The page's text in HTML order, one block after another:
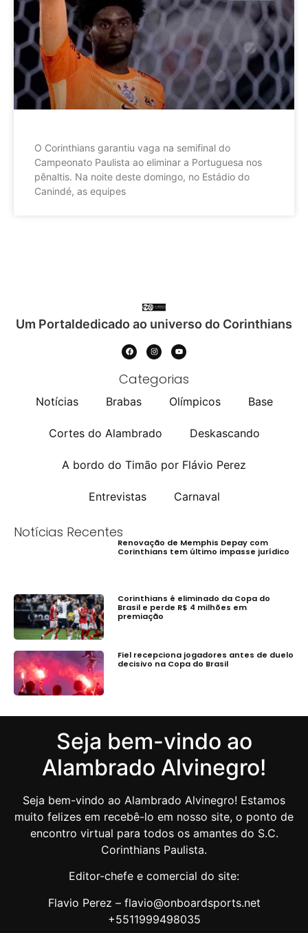
O Corinthians garantiu vaga na semifinal do
Campeonato Paulista ao eliminar a Portuguesa nos
pênaltis. Na noite deste domingo, no Estádio do
Canindé, as equipes
Um Portaldedicado ao universo do Corinthians
Categorias
Notícias Brabas Olímpicos Base
Cortes do Alambrado Deskascando
A bordo do Timão por Flávio Perez
Entrevistas Carnaval
Notícias Recentes
Renovação de Memphis Depay com
Corinthians tem último impasse jurídico
Corinthians é eliminado da Copa do
Brasil e perde R$ 4 milhões em
premiação
Fiel recepciona jogadores antes de duelo
decisivo na Copa do Brasil
Seja bem-vindo ao
Alambrado Alvinegro!
Seja bem-vindo ao Alambrado Alvinegro! Estamos
muito felizes em recebê-lo em nosso site, o ponto de
encontro virtual para todos os amantes do S.C.
Corinthians Paulista.
Editor-chefe e comercial do site:
Flavio Perez – flavio@onboardsports.net
+5511999498035